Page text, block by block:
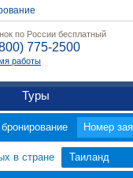
по России бесплатный
775-2500
работы
Туры
Номер
в стране Таиланд